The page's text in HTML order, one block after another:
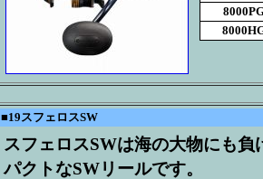
■19スフェロスSW
スフェロスSWは海の大物にも
パクトなSWリールです。